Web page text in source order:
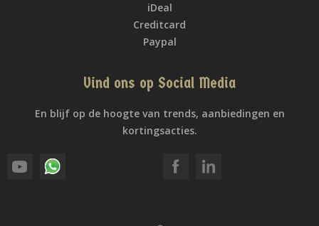
iDeal
Creditcard
Paypal
Vind ons op Social Media
En blijf op de hoogte van trends, aanbiedingen en
kortingsacties.